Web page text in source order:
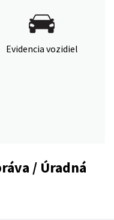
Evidencia vozidiel
/ Úradná